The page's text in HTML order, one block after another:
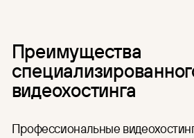
Преимущества
видеохостинга
Профессиональные